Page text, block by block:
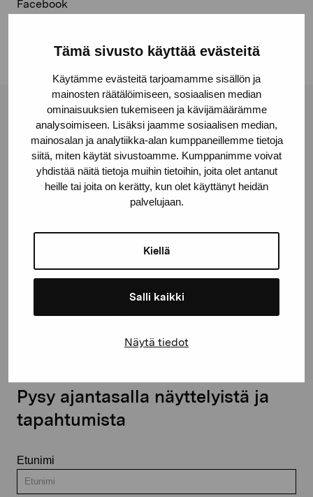
Tämä sivusto käyttää evästeitä
Käytämme evästeitä tarjoamamme sisällön ja
mainosten räätälöimiseen, sosiaalisen median
ominaisuuksien tukemiseen ja kävijämäärämme
analysoimiseen. Lisäksi jaamme sosiaalisen median,
mainosalan ja analytiikka-alan kumppaneillemme tietoja
siitä, miten käytät sivustoamme. Kumppanimme voivat
yhdistää näitä tietoja muihin tietoihin, joita olet antanut
heille tai joita on kerätty, kun olet käyttänyt heidän
palvelujaan.
Kiellä
Salli kaikki
Näytä tiedot
Facebook
Pro Artibus -säätiö
Kustaa Vaasan katu 11
10600 Tammisaari
proartibus@proartibus.fi
Pysy ajantasalla näyttelyistä ja
tapahtumista
Etunimi